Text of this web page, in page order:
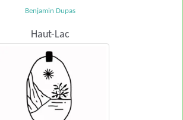
Benjamin Dupas
Haut-Lac